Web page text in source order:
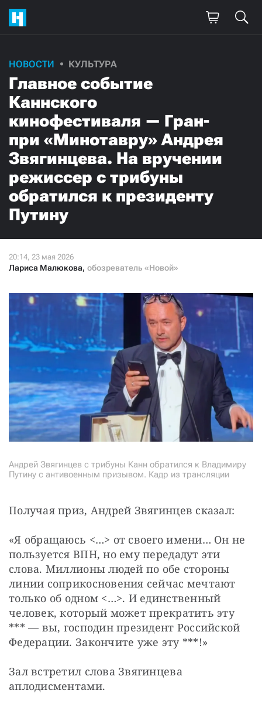
НОВОСТИ КУЛЬТУРА
Главное событие
Каннского
кинофестиваля — Гран-
при «Минотавру» Андрея
Звягинцева. На вручении
режиссер с трибуны
обратился к президенту
Путину
Лариса Малюкова, обозреватель «Новой»
Андрей Звягинцев с трибуны Канн обратился к Владимиру
Путину с антивоенным призывом. Кадр из трансляции
Получая приз, Андрей Звягинцев сказал:
«Я обращаюсь <…> от своего имени… Он не
пользуется ВПН, но ему передадут эти
слова. Миллионы людей по обе стороны
линии соприкосновения сейчас мечтают
только об одном <…>. И единственный
человек, который может прекратить эту
*** — вы, господин президент Российской
Федерации. Закончите уже эту ***!»
Зал встретил слова Звягинцева
аплодисментами.